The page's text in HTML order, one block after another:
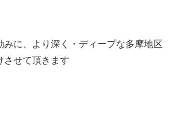
みに、より深く・ディープな多摩地区
させて頂きます